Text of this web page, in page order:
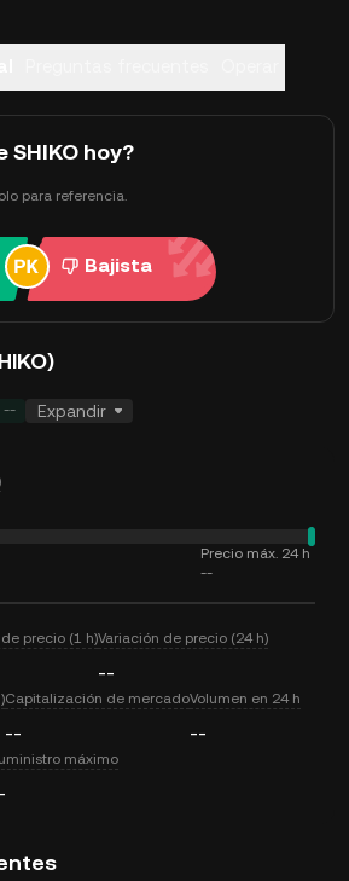
SHIKO hoy?
para referencia.
Bajista
-- Expandir
Precio máx. 24 h
--
precio (1 h)Variación de precio (24 h)
--
Capitalización de mercado
--
Volumen en 24 h
--
máximo